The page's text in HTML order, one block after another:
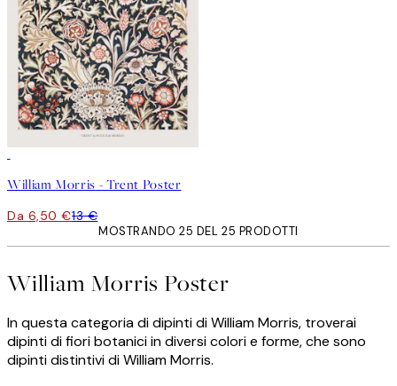
William Morris - Trent Poster
Da 6,50 €13 €
MOSTRANDO 25 DEL 25 PRODOTTI
William Morris Poster
In questa categoria di dipinti di William Morris, troverai
dipinti di fiori botanici in diversi colori e forme, che sono
dipinti distintivi di William Morris.